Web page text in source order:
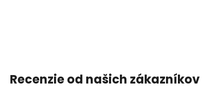
Recenzie od našich zákazníkov